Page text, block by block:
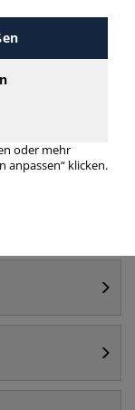
A4
oder mehr
anpassen“ klicken.